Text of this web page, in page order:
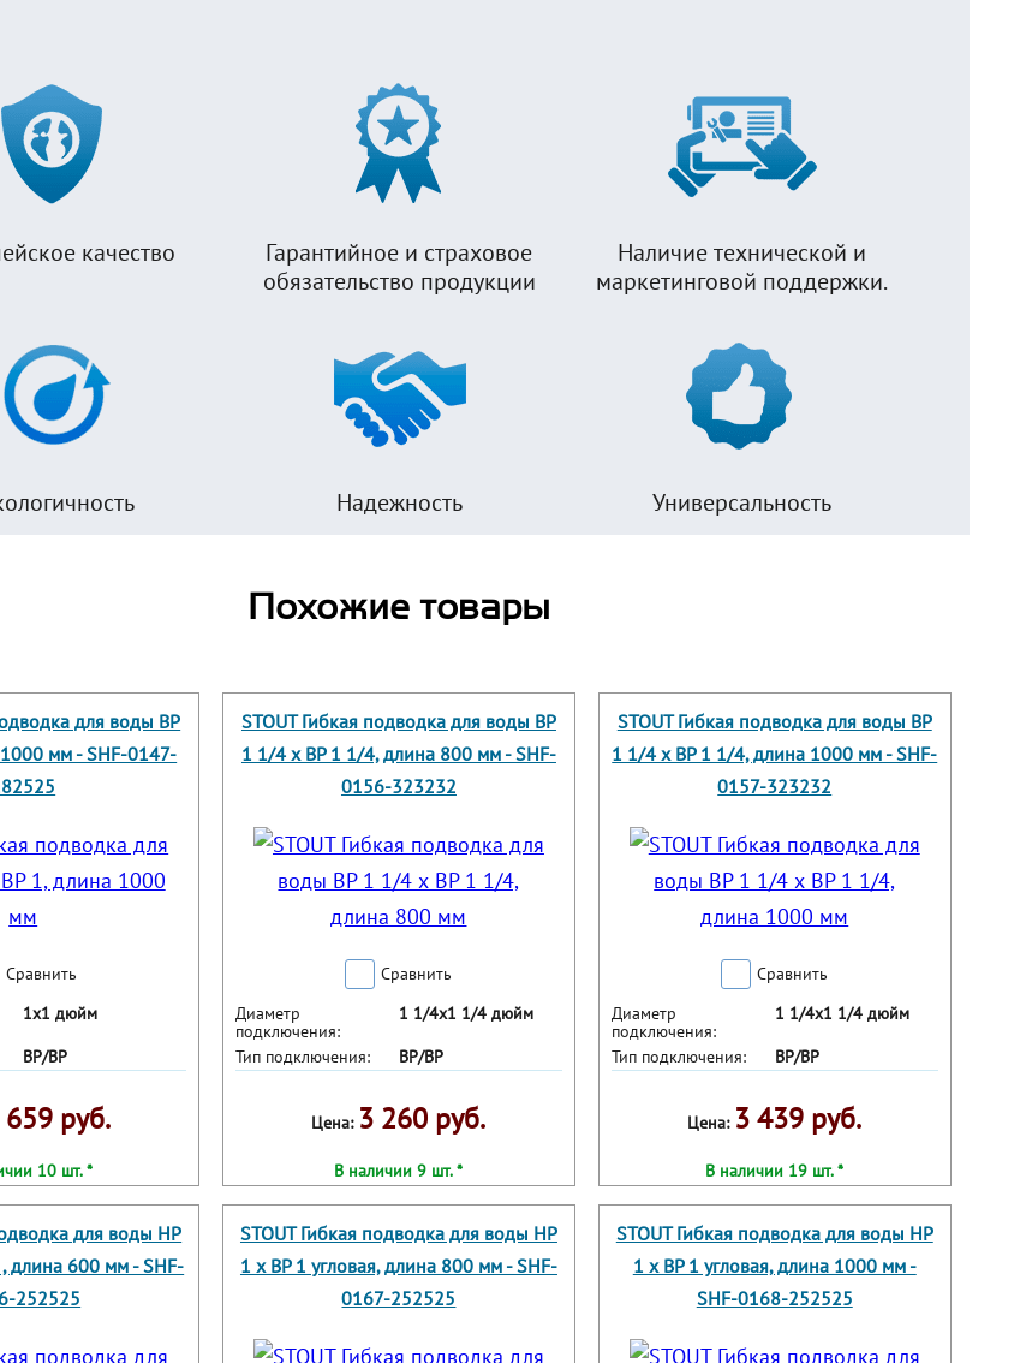
качество
Гарантийное и страховое
обязательство продукции
Наличие технической и
маркетинговой поддержки.
Надежность Универсальность
Похожие товары
для воды ВР
мм - SHF-0147-
Сравнить
1х1 дюйм
ВР/ВР
руб.
10 шт. *
STOUT Гибкая подводка для воды ВР
1 1/4 х ВР 1 1/4, длина 800 мм - SHF-
0156-323232
Сравнить
Диаметр
подключения:
1 1/4х1 1/4 дюйм
Тип подключения:
ВР/ВР
Цена: 3 260 руб.
В наличии 9 шт. *
STOUT Гибкая подводка для воды ВР
1 1/4 х ВР 1 1/4, длина 1000 мм - SHF-
0157-323232
Сравнить
Диаметр
подключения:
1 1/4х1 1/4 дюйм
Тип подключения:
ВР/ВР
Цена: 3 439 руб.
В наличии 19 шт. *
для воды НР
длина 600 мм - SHF-
252525
STOUT Гибкая подводка для воды НР
1 х ВР 1 угловая, длина 800 мм - SHF-
0167-252525
STOUT Гибкая подводка для воды НР
1 х ВР 1 угловая, длина 1000 мм -
SHF-0168-252525